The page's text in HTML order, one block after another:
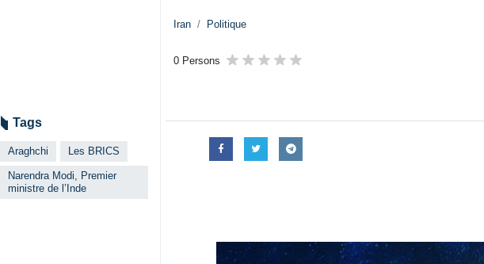
Iran Politique
0 Persons
Tags
Araghchi Les BRICS
Narendra Modi, Premier
ministre de l’Inde